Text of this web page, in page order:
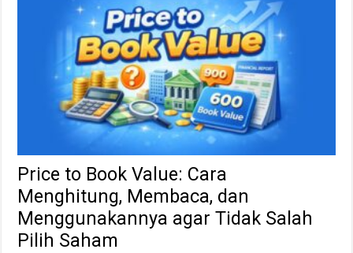
Price to Book Value: Cara
Menghitung, Membaca, dan
Menggunakannya agar Tidak Salah
Pilih Saham